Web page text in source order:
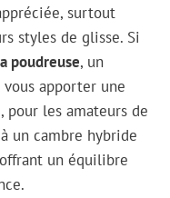
surtout
styles de glisse. Si
poudreuse, un
apporter une
pour les amateurs de
un cambre hybride
un équilibre